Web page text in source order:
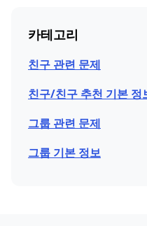
카테고리
친구 관련 문제
친구/친구 추천 기본 정
그룹 관련 문제
그룹 기본 정보